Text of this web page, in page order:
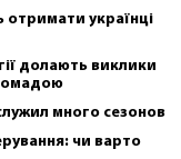
отримати українці
долають виклики
много сезонов
чи варто